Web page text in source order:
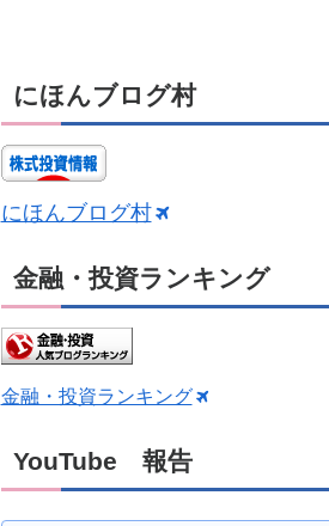
にほんブログ村
にほんブログ村
金融・投資ランキング
金融・投資ランキング
YouTube 報告